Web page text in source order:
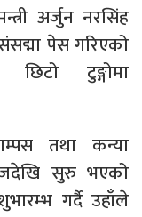
अर्जुन नरसिंह
पेस गरिएको
टुङ्गोमा
तथा कन्या
सुरु भएको
गर्दै उहाँले